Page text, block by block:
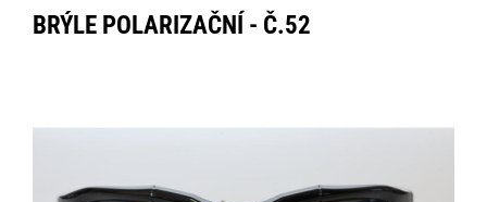
BRÝLE POLARIZAČNÍ - Č.52